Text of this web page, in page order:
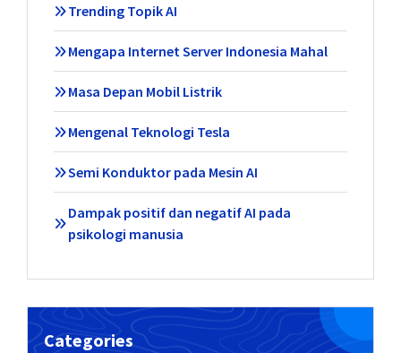
Trending Topik AI
Mengapa Internet Server Indonesia Mahal
Masa Depan Mobil Listrik
Mengenal Teknologi Tesla
Semi Konduktor pada Mesin AI
Dampak positif dan negatif AI pada
psikologi manusia
Categories